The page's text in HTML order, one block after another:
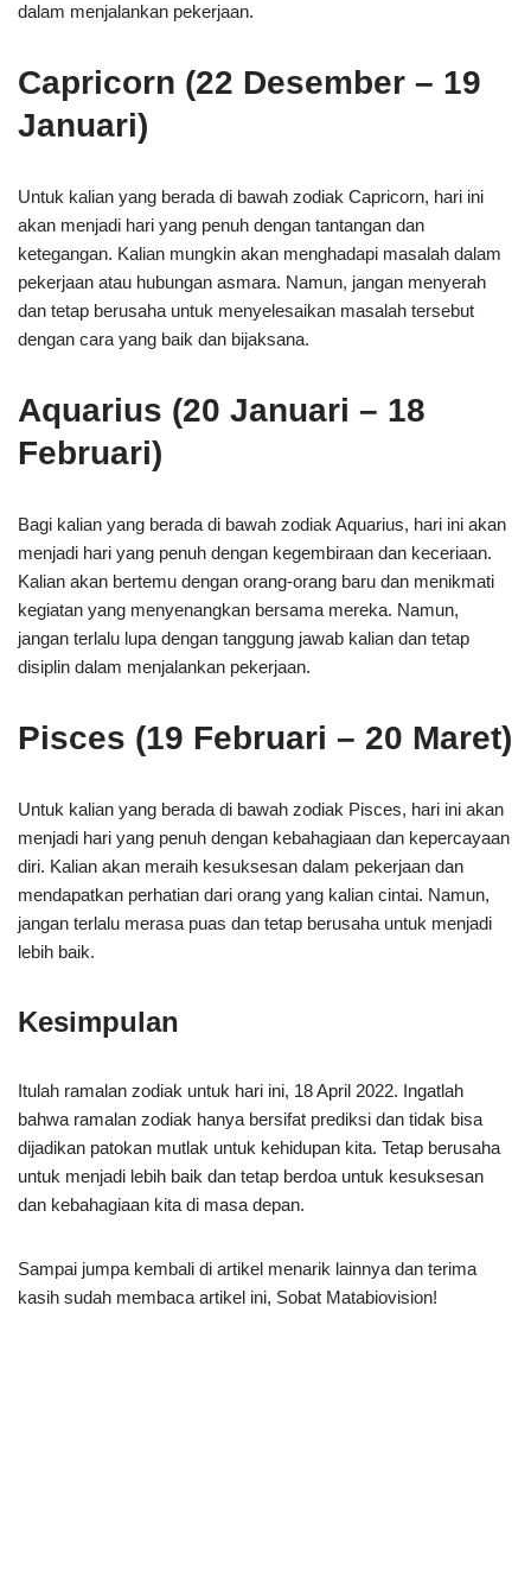
dalam menjalankan pekerjaan.
Capricorn (22 Desember – 19
Januari)
Untuk kalian yang berada di bawah zodiak Capricorn, hari ini
akan menjadi hari yang penuh dengan tantangan dan
ketegangan. Kalian mungkin akan menghadapi masalah dalam
pekerjaan atau hubungan asmara. Namun, jangan menyerah
dan tetap berusaha untuk menyelesaikan masalah tersebut
dengan cara yang baik dan bijaksana.
Aquarius (20 Januari – 18
Februari)
Bagi kalian yang berada di bawah zodiak Aquarius, hari ini akan
menjadi hari yang penuh dengan kegembiraan dan keceriaan.
Kalian akan bertemu dengan orang-orang baru dan menikmati
kegiatan yang menyenangkan bersama mereka. Namun,
jangan terlalu lupa dengan tanggung jawab kalian dan tetap
disiplin dalam menjalankan pekerjaan.
Pisces (19 Februari – 20 Maret)
Untuk kalian yang berada di bawah zodiak Pisces, hari ini akan
menjadi hari yang penuh dengan kebahagiaan dan kepercayaan
diri. Kalian akan meraih kesuksesan dalam pekerjaan dan
mendapatkan perhatian dari orang yang kalian cintai. Namun,
jangan terlalu merasa puas dan tetap berusaha untuk menjadi
lebih baik.
Kesimpulan
Itulah ramalan zodiak untuk hari ini, 18 April 2022. Ingatlah
bahwa ramalan zodiak hanya bersifat prediksi dan tidak bisa
dijadikan patokan mutlak untuk kehidupan kita. Tetap berusaha
untuk menjadi lebih baik dan tetap berdoa untuk kesuksesan
dan kebahagiaan kita di masa depan.
Sampai jumpa kembali di artikel menarik lainnya dan terima
kasih sudah membaca artikel ini, Sobat Matabiovision!